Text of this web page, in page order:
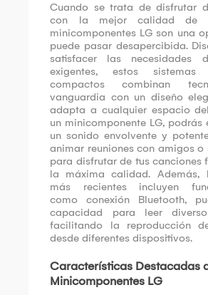
Cuando se trata de disfrutar
con la mejor calidad de
minicomponentes LG son una
puede pasar desapercibida.
satisfacer las necesidades
exigentes, estos
compactos combinan
vanguardia con un diseño
adapta a cualquier espacio
un minicomponente LG, podrás
un sonido envolvente y
animar reuniones con amigos o
para disfrutar de tus canciones
la máxima calidad. Además,
más recientes incluyen
como conexión Bluetooth,
capacidad para leer
facilitando la reproducción
desde diferentes dispositivos.
Características Destacadas
Minicomponentes LG